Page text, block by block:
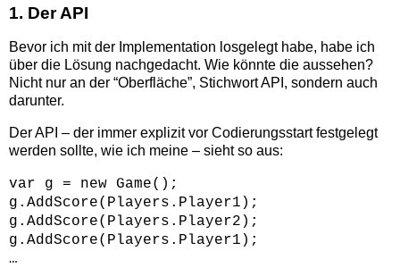
1. Der API
Bevor ich mit der Implementation losgelegt habe, habe ich
über die Lösung nachgedacht. Wie könnte die aussehen?
Nicht nur an der “Oberfläche”, Stichwort API, sondern auch
darunter.
Der API – der immer explizit vor Codierungsstart festgelegt
werden sollte, wie ich meine – sieht so aus:
var g = new Game();
g.AddScore(Players.Player1);
g.AddScore(Players.Player2);
g.AddScore(Players.Player1);
…